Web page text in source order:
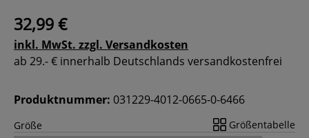
32,99 €
inkl. MwSt. zzgl. Versandkosten
ab 29.- € innerhalb Deutschlands versandkostenfrei
Produktnummer: 031229-4012-0665-0-6466
Größe Größentabelle